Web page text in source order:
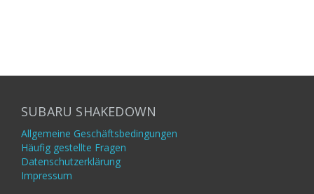
SUBARU SHAKEDOWN
Allgemeine Geschäftsbedingungen
Häufig gestellte Fragen
Datenschutzerklärung
Impressum